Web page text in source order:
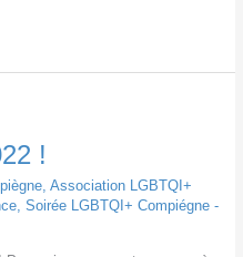
!
, Association LGBTQI+
, Soirée LGBTQI+ Compiégne -